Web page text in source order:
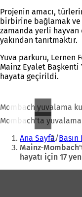
Projenin amacı,
birbirine bağlamak ve
zamanda yerli
yakından tanıtmaktır.
Yuva parkuru, Lernen
Mainz Eyalet
hayata geçirildi.
Mombach yuvalama
Mombach'ta
Buradasınız:
Ana Sayfa
Mainz-
hayatı için 17